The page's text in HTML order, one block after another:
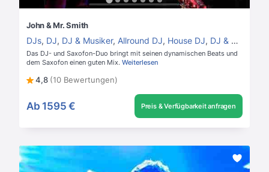
John & Mr. Smith
DJs, DJ, DJ & Musiker, Allround DJ, House DJ, DJ & Saxofon
Das DJ- und Saxofon-Duo bringt mit seinen dynamischen Beats und
dem Saxofon einen guten Mix. Weiterlesen
4,8 (10 Bewertungen)
Ab 1595 € Preis & Verfügbarkeit anfragen